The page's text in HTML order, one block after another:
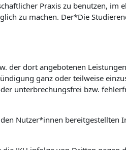
Praxis zu benutzen, im
zu machen. Der*Die
der dort angebotenen
ganz oder teilweise
unterbrechungsfrei bzw.
Nutzer*innen bereitgestellten